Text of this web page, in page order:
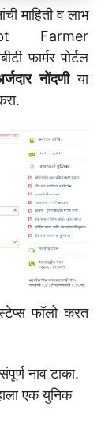
माहिती व लाभ
Farmer
फार्मर पोर्टल
नोंदणीया
फॉलो करत
नाव टाका.
एक युनिक